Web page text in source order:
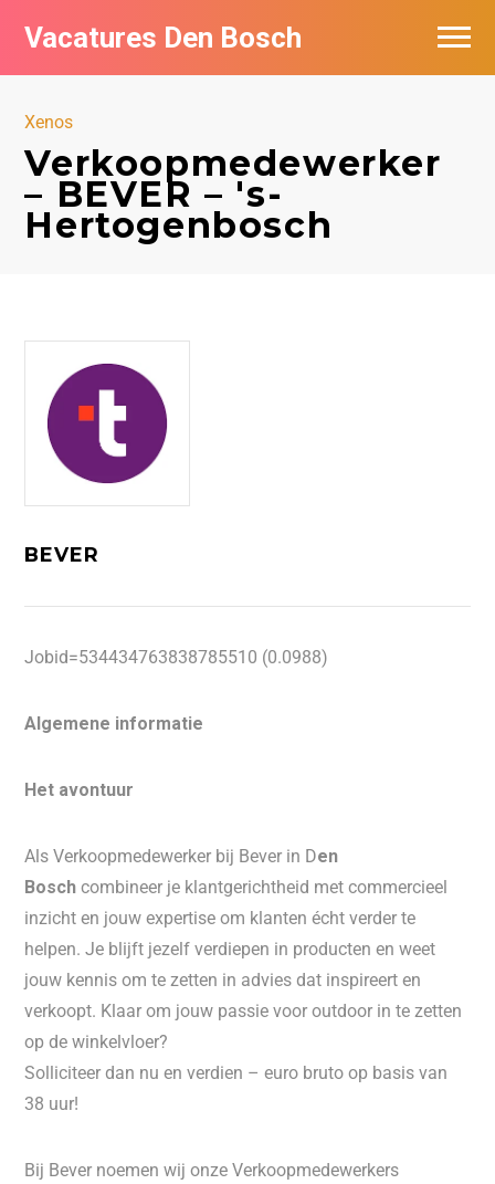
Vacatures Den Bosch
Xenos
Verkoopmedewerker
– BEVER – 's-
Hertogenbosch
BEVER
Jobid=534434763838785510 (0.0988)
Algemene informatie
Het avontuur
Als Verkoopmedewerker bij Bever in Den
Bosch combineer je klantgerichtheid met commercieel
inzicht en jouw expertise om klanten écht verder te
helpen. Je blijft jezelf verdiepen in producten en weet
jouw kennis om te zetten in advies dat inspireert en
verkoopt. Klaar om jouw passie voor outdoor in te zetten
op de winkelvloer?
Solliciteer dan nu en verdien – euro bruto op basis van
38 uur!
Bij Bever noemen wij onze Verkoopmedewerkers
Vacatures per bedrijf in Den Bosch